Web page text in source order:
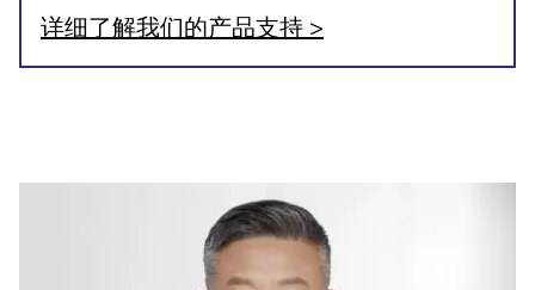
详细了解我们的产品支持 >